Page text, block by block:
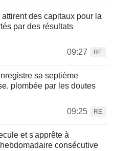
des capitaux pour la
par des résultats
09:27
RE
sa septième
plombée par les doutes
09:25
RE
et s'apprête à
consécutive